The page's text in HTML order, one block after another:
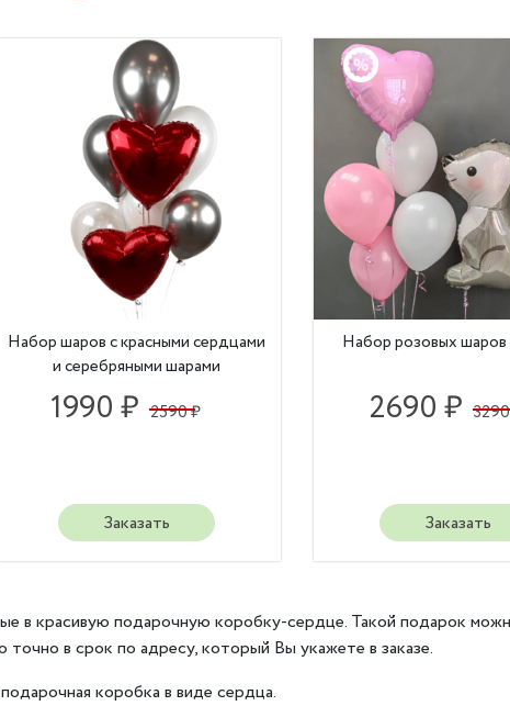
Набор шаров с красными сердцами
и серебряными шарами
1990 ₽ 2590 ₽
Заказать
Набор розовых шаров
2690 ₽
Заказать
в красивую подарочную коробку-сердце. Такой подарок
в срок по адресу, который Вы укажете в заказе.
коробка в виде сердца.